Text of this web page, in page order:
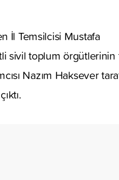
İl Temsilcisi Mustafa
sivil toplum
Nazım Haksever